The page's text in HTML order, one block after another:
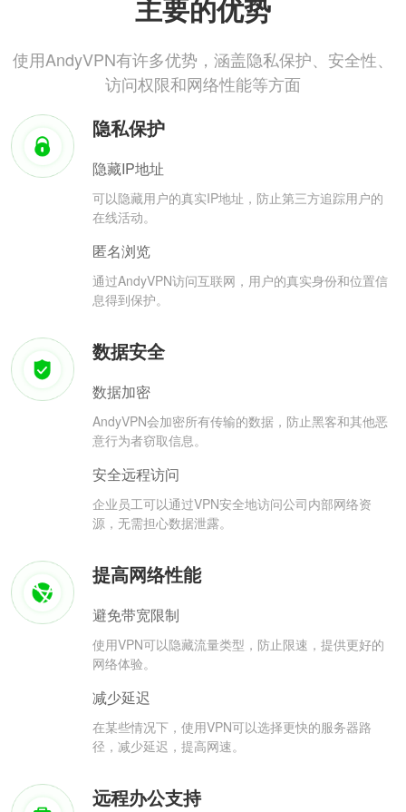
主要的优势
使用AndyVPN有许多优势，涵盖隐私保护、安全性、
访问权限和网络性能等方面
隐私保护
隐藏IP地址
可以隐藏用户的真实IP地址，防止第三方追踪用户的
在线活动。
匿名浏览
通过AndyVPN访问互联网，用户的真实身份和位置信
息得到保护。
数据安全
数据加密
AndyVPN会加密所有传输的数据，防止黑客和其他恶
意行为者窃取信息。
安全远程访问
企业员工可以通过VPN安全地访问公司内部网络资
源，无需担心数据泄露。
提高网络性能
避免带宽限制
使用VPN可以隐藏流量类型，防止限速，提供更好的
网络体验。
减少延迟
在某些情况下，使用VPN可以选择更快的服务器路
径，减少延迟，提高网速。
远程办公支持